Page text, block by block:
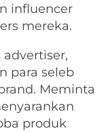
influencer
mereka.
para seleb
Meminta
produk